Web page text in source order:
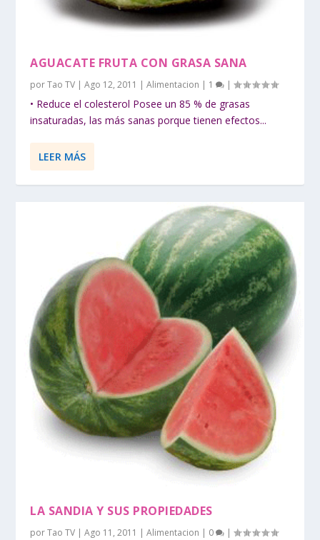
AGUACATE FRUTA CON GRASA SANA
porTao TV |Ago 12, 2011 |Alimentacion | 1 |
• Reduce el colesterol Posee un 85 % de grasas
insaturadas, las más sanas porque tienen efectos...
LEER MÁS
LA SANDIA Y SUS PROPIEDADES
porTao TV |Ago 11, 2011 |Alimentacion | 0 |